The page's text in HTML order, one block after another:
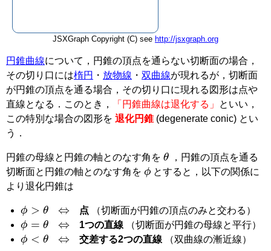
JSXGraph Copyright (C) see http://jsxgraph.org
円錐曲線について，円錐の頂点を通らない切断面の場合，
その切り口には楕円 ・ 放物線 ・ 双曲線が現れるが，切断面
が円錐の頂点を通る場合，その切り口に現れる図形は点や
直線となる．このとき，
「円錐曲線は退化する」
といい，
この特別な場合の図形を 退化円錐 (degenerate conic) とい
う．
円錐の母線と円錐の軸とのなす角を
θ
，円錐の頂点を通る
切断面と円錐の軸とのなす角を
ϕ
とすると，以下の関係に
より退化円錐は
ϕ
点 （切断面が円錐の頂点のみと交わる）
ϕ = ⇔
1つの直線（切断面が円錐の母線と平行）
ϕ ⇔
交差する2つの直線（双曲線の漸近線）